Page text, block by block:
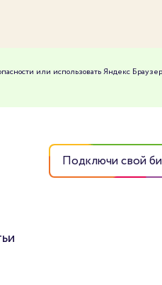
или использовать Яндекс
Подключи свой